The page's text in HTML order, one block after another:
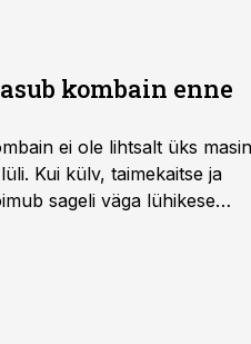
kombain enne
ei ole lihtsalt üks masin
Kui külv, taimekaitse ja
sageli väga lühikese